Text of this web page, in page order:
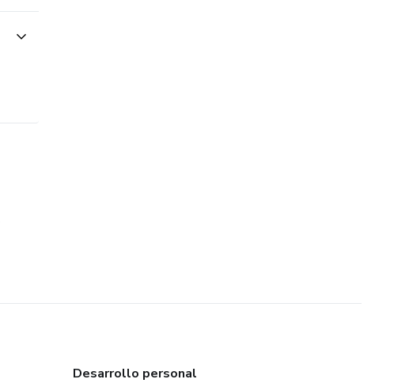
Desarrollo personal